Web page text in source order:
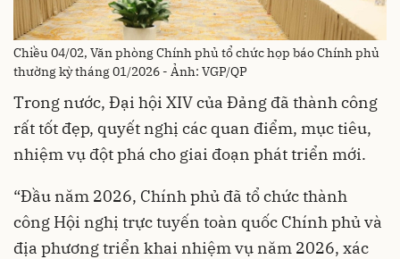
Chiều 04/02, Văn phòng Chính phủ tổ chức họp báo Chính phủ
thường kỳ tháng 01/2026 - Ảnh: VGP/QP
Trong nước, Đại hội XIV của Đảng đã thành công
rất tốt đẹp, quyết nghị các quan điểm, mục tiêu,
nhiệm vụ đột phá cho giai đoạn phát triển mới.
“Đầu năm 2026, Chính phủ đã tổ chức thành
công Hội nghị trực tuyến toàn quốc Chính phủ và
địa phương triển khai nhiệm vụ năm 2026, xác